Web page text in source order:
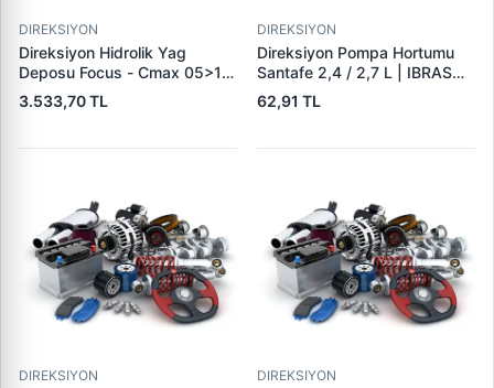
DIREKSIYON
Direksiyon Hidrolik Yag
Deposu Focus - Cmax 05>11
| OTOSAN 4M513R700AC |
OEM 4M51 3R700 AC
3.533,70 TL
DIREKSIYON
Direksiyon Pompa Hortumu
Santafe 2,4 / 2,7 L | IBRAS
22768 | OEM 5754226300
62,91 TL
DIREKSIYON DIREKSIYON